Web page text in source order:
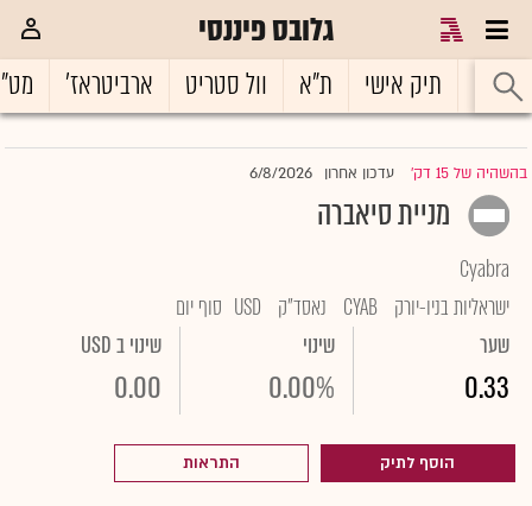
גלובס פיננסי
ראשי תיק אישי ת"א וול סטריט ארביטראז'
בהשהיה של 15 דק' |עדכון אחרון 6/8/2026
מניית סיאברה
Cyabra
ישראליות בניו-יורק CYAB נאסד"ק USD סוף יום
שער
0.33
שינוי
0.00%
שינוי ב USD
0.00
הוסף לתיק התראות